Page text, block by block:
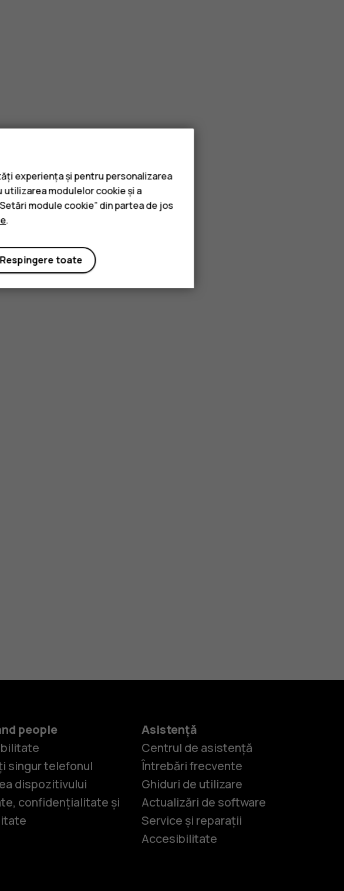
people
singur telefonul
dispozitivului
confidențialitate și
Asistență
Centrul de asistență
Întrebări frecvente
Ghiduri de utilizare
Actualizări de software
Service și reparații
Accesibilitate
experiența și pentru personalizarea
utilizarea modulelor cookie și a
module cookie” din partea de jos
.
Respingere toate